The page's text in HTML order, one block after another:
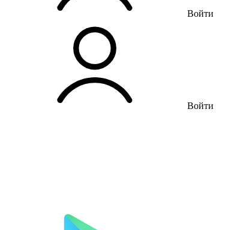
Войти
Войти